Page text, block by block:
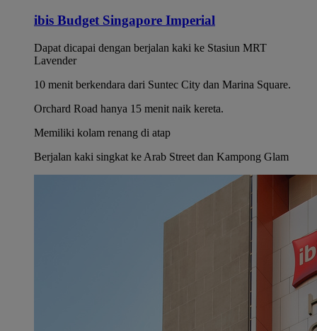
ibis Budget Singapore Imperial
Dapat dicapai dengan berjalan kaki ke Stasiun MRT
Lavender
10 menit berkendara dari Suntec City dan Marina Square.
Orchard Road hanya 15 menit naik kereta.
Memiliki kolam renang di atap
Berjalan kaki singkat ke Arab Street dan Kampong Glam